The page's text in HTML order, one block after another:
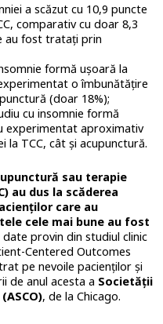
a scăzut cu 10,9 puncte
comparativ cu doar 8,3
au fost tratați prin
formă ușoară la
o îmbunătățire
(doar 18%);
cu insomnie formă
experimentat aproximativ
la TCC, cât și acupunctură.
sau terapie
au dus la scăderea
care au
cele mai bune au fost
date provin din studiul clinic
Centered Outcomes
pe nevoile pacienților și
de anul acesta a Societății
, de la Chicago.